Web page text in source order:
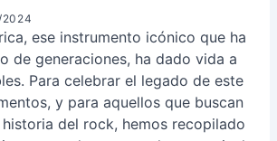
2024
ese instrumento icónico que ha
de generaciones, ha dado vida a
Para celebrar el legado de este
y para aquellos que buscan
del rock, hemos recopilado